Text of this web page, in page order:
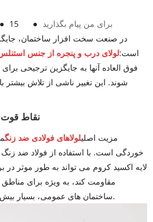
● 15 ● برای من پیام بگذارید
در صنعت سخت افزار ساختمان،
است:لولای درب و پنجره از جنس
فوق العاده آنها به جایگزین ترجیحی
شوند. این تغییر ناشی از تلاش بیشتر
نقاط قوت
مزیت اصلیلولاهای فولادی ضد زنگ
لایه اکسید کروم می تواند به طور موثر
مقاومت کند، به ویژه برای
ساختمان های عمومی، بسیار بیش از عمر مفید محصولات برنجی.